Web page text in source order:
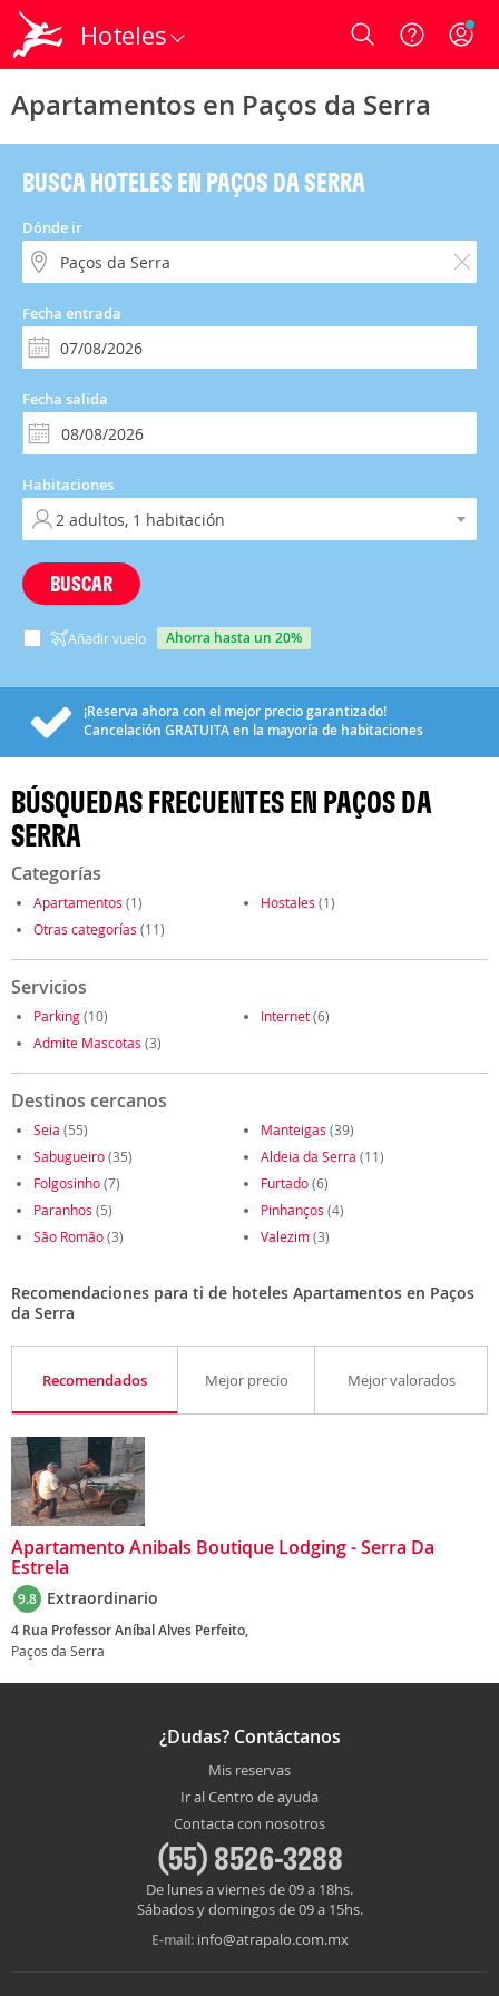
Hoteles Login
Apartamentos en Paços da Serra
BUSCA HOTELES EN PAÇOS DA SERRA
Dónde ir
Fecha entrada
Fecha salida
Habitaciones
BUSCAR
Añadir vuelo ahorra hasta un 20%
¡Reserva ahora con el mejor precio garantizado!
Cancelación GRATUITAen la mayoría de habitaciones
BÚSQUEDAS FRECUENTES EN PAÇOS DA
SERRA
Categorías
Apartamentos (1) Hostales (1)
Otras categorías (11)
Servicios
Parking(10) Internet(6)
Admite Mascotas (3)
Destinos cercanos
Seia (55) Manteigas (39)
Sabugueiro(35) Aldeia da Serra (11)
Folgosinho(7) Furtado(6)
Paranhos (5) Pinhanços (4)
São Romão(3) Valezim(3)
Recomendaciones para ti de hoteles Apartamentos en Paços
da Serra
Recomendados Mejor precio Mejor valorados
Apartamento Anibals Boutique Lodging - Serra Da
Estrela
9.8 Extraordinario
4 Rua Professor Aníbal Alves Perfeito,
Paços da Serra
¿Dudas? Contáctanos
Mis reservas
Ir al Centro de ayuda
Contacta con nosotros
(55) 8526-3288
De lunes a viernes de 09 a 18hs.
Sábados y domingos de 09 a 15hs.
E-mail: info@atrapalo.com.mx